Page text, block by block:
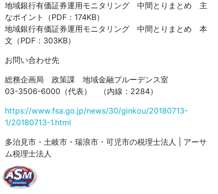
地域銀行有価証券運用モニタリング 中間とりまとめ 主
なポイント（PDF：174KB）
地域銀行有価証券運用モニタリング 中間とりまとめ 本
文（PDF：303KB）
お問い合わせ先
総務企画局 政策課 地域金融プルーデンス室
03-3506-6000（代表） （内線：2284）
https://www.fsa.go.jp/news/30/ginkou/20180713-
1/20180713-1.html
多治見市・土岐市・瑞浪市・可児市の税理士法人 | アーサ
ム税理士法人